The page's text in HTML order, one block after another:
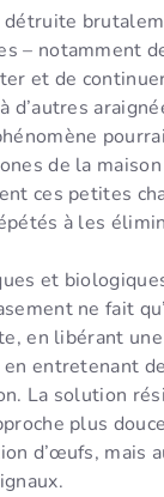
détruite
– notamment
et de
d’autres
de la
ces petites
à les
et
ne fait
en libérant
entretenant
La solution
plus
d’œufs, mais